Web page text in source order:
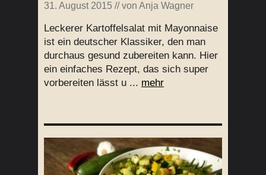
31. August 2015 // von Anja Wagner
Leckerer Kartoffelsalat mit Mayonnaise
ist ein deutscher Klassiker, den man
durchaus gesund zubereiten kann. Hier
ein einfaches Rezept, das sich super
vorbereiten lässt u ... mehr